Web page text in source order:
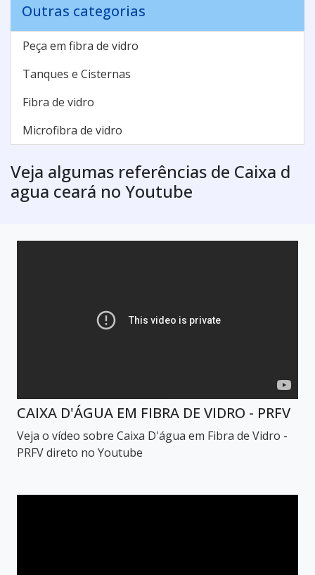
Outras categorias
Peça em fibra de vidro
Tanques e Cisternas
Fibra de vidro
Microfibra de vidro
Veja algumas referências de Caixa d
agua ceará no Youtube
CAIXA D'ÁGUA EM FIBRA DE VIDRO - PRFV
Veja o vídeo sobre Caixa D'água em Fibra de Vidro -
PRFV direto no Youtube